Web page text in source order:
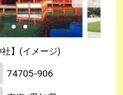
社】(イメージ)
74705-906